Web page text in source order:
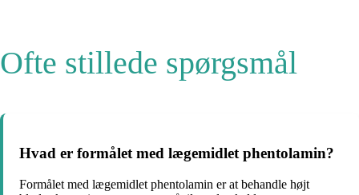
Ofte stillede spørgsmål
Hvad er formålet med lægemidlet phentolamin?
Formålet med lægemidlet phentolamin er at behandle højt